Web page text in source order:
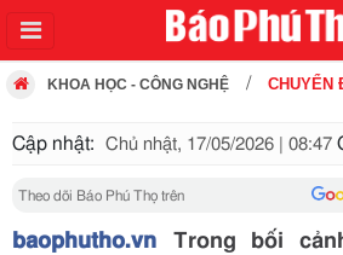
KHOA HỌC - CÔNG NGHỆ CHUYỂN
Cập nhật: Chủ nhật, 17/05/2026 | 08:47
Theo dõi Báo Phú Thọ trên
baophutho.vn Trong bối